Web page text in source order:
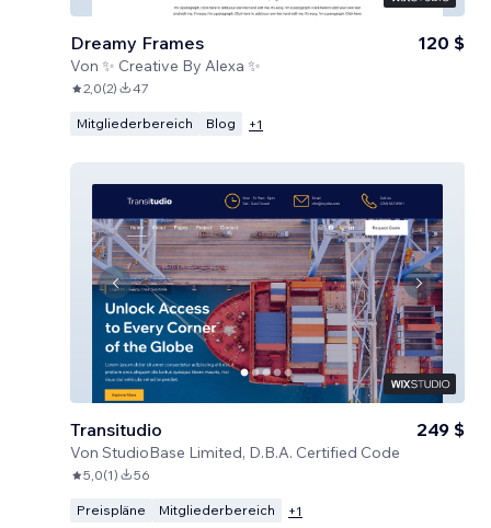
Dreamy Frames
Von ✨ Creative By Alexa ✨
120 $
2,0(2) 47
Mitgliederbereich Blog +1
Transitudio
Von StudioBase Limited, D.B.A. Certified Code
249 $
5,0(1) 56
Preispläne Mitgliederbereich +1